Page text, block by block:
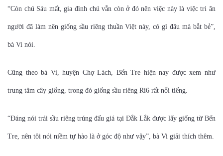
“Còn chú Sáu mất, gia đình chú vẫn còn ở đó nên việc này là việc tri ân
người đã làm nên giống sầu riêng thuần Việt này, có gì đâu mà bắt bẻ”,
bà Vi nói.
Cũng theo bà Vi, huyện Chợ Lách, Bến Tre hiện nay được xem như
trung tâm cây giống, trong đó giống sầu riêng Ri6 rất nổi tiếng.
“Đáng nói trái sầu riêng trúng đấu giá tại Đắk Lắk được lấy giống từ Bến
Tre, nên tôi nói niềm tự hào là ở góc độ như vậy”, bà Vi giải thích thêm.